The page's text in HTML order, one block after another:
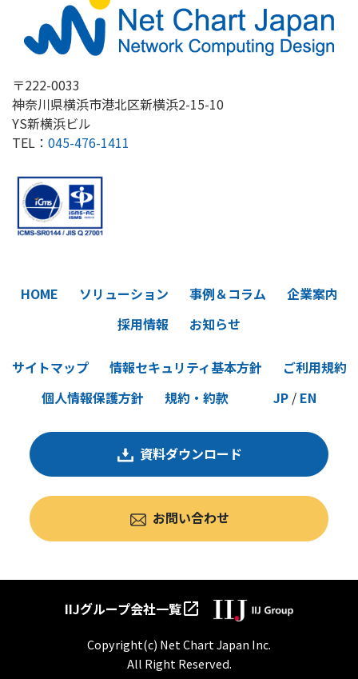
〒222-0033
神奈川県横浜市港北区新横浜2-15-10
YS新横浜ビル
TEL： 045-476-1411
HOME ソリューション 事例＆コラム
企業案内
採用情報
お知らせ
サイトマップ 情報セキュリティ基本方針
ご利用規約
個人情報保護方針
規約・約款 JP / EN
資料ダウンロード
お問い合わせ
IIJグループ会社一覧open_in_new
Copyright(c) Net Chart Japan Inc.
All Right Reserved.